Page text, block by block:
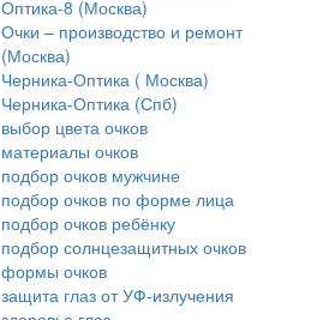
Оптика-8 (Москва)
Очки – производство и ремонт
(Москва)
Черника-Оптика ( Москва)
Черника-Оптика (Спб)
выбор цвета очков
материалы очков
подбор очков мужчине
подбор очков по форме лица
подбор очков ребёнку
подбор солнцезащитных очков
формы очков
защита глаз от УФ-излучения